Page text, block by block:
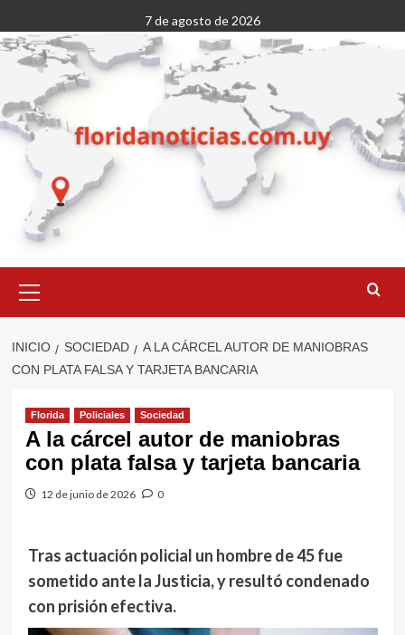
al
contenido
7 de agosto de 2026
primario
INICIO SOCIEDAD
A LA CÁRCEL AUTOR DE MANIOBRAS
CON PLATA FALSA Y TARJETA BANCARIA
Florida Policiales Sociedad
A la cárcel autor de maniobras
con plata falsa y tarjeta bancaria
12 de junio de 2026 0
Tras actuación policial un hombre de 45 fue
sometido ante la Justicia, y resultó condenado
con prisión efectiva.